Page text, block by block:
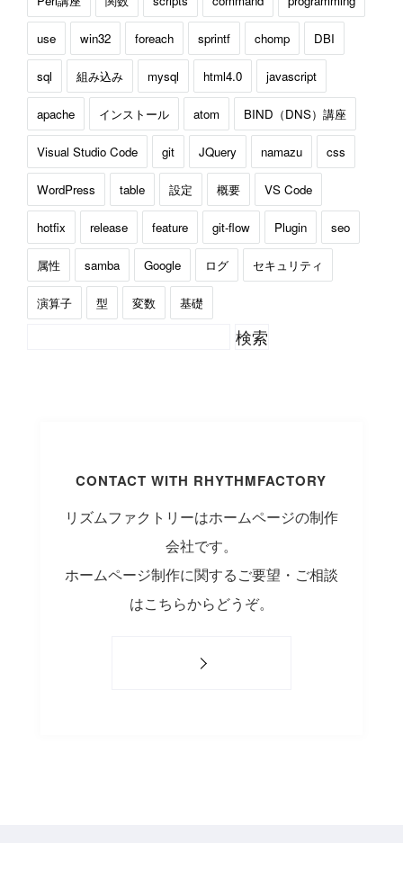
use win32 foreach sprintf chomp DBI
sql 組み込み mysql html4.0 javascript
apache インストール atom BIND（DNS）講座
Visual Studio Code git JQuery namazu css
WordPress table 設定 概要 VS Code
hotfix release feature git-flow Plugin seo
属性 samba Google ログ セキュリティ
演算子 型 変数 基礎
CONTACT WITH RHYTHMFACTORY
リズムファクトリーはホームページの制作
会社です。
ホームページ制作に関するご要望・ご相談
はこちらからどうぞ。